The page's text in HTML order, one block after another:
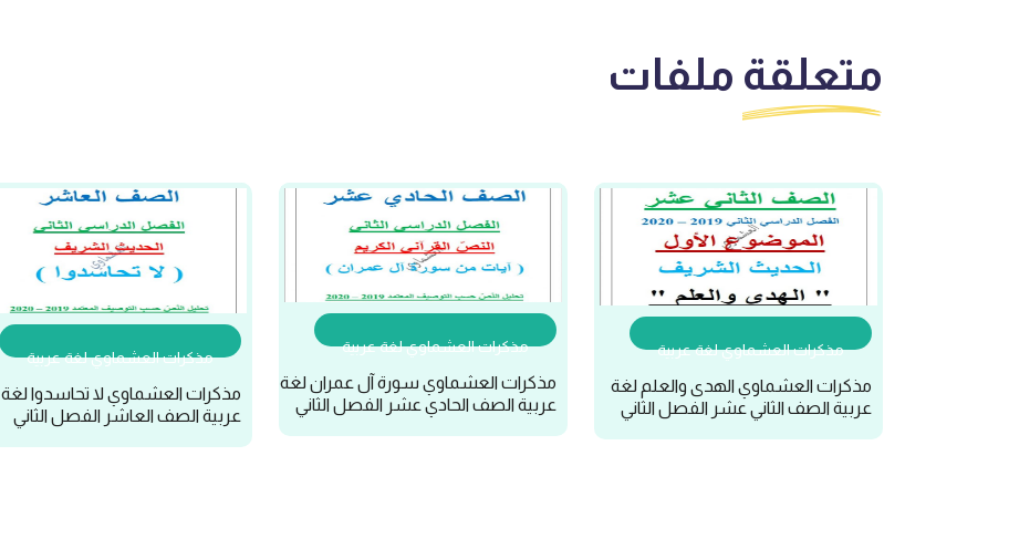
متعلقة ملفات
مذكرات العشماوي لغة عربية
مذكرات العشماوي الهدى والعلم لغة
عربية الصف الثاني عشر الفصل الثاني
مذكرات العشماوي لغة عربية
مذكرات العشماوي سورة آل عمران لغة
عربية الصف الحادي عشر الفصل الثاني
مذكرات العشماوي لغة عربية
مذكرات العشماوي لا تحاسدوا لغة
عربية الصف العاشر الفصل الثاني